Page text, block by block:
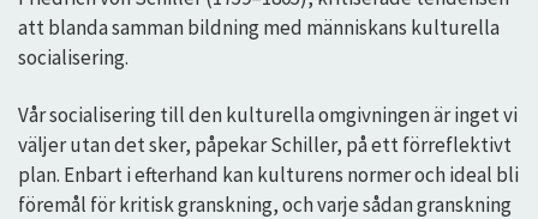
att blanda samman bildning med människans kulturella
socialisering.
Vår socialisering till den kulturella omgivningen är inget vi
väljer utan det sker, påpekar Schiller, på ett förreflektivt
plan. Enbart i efterhand kan kulturens normer och ideal bli
föremål för kritisk granskning, och varje sådan granskning